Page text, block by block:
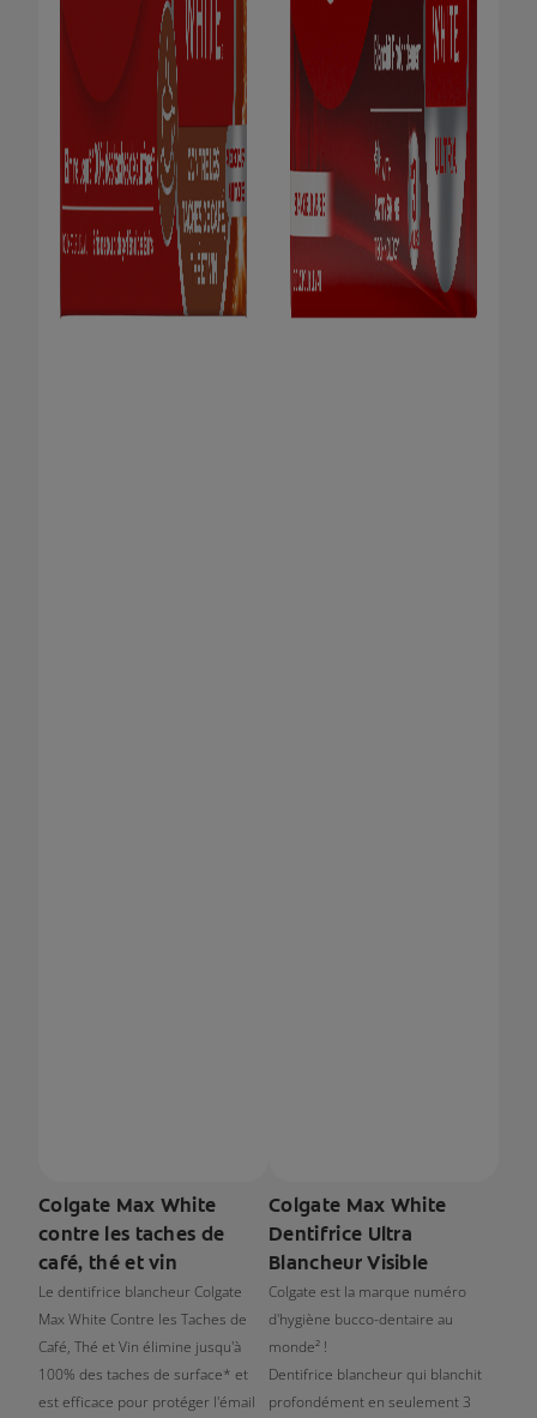
Colgate Max White
contre les taches de
café, thé et vin
Le dentifrice blancheur Colgate
Max White Contre les Taches de
Café, Thé et Vin élimine jusqu'à
100% des taches de surface* et
est efficace pour protéger l'émail
Colgate Max White
Dentifrice Ultra
Blancheur Visible
Colgate est la marque numéro
d'hygiène bucco-dentaire au
monde² !
Dentifrice blancheur qui blanchit
profondément en seulement 3